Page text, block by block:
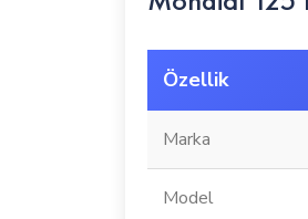
Özellik
Marka
Model